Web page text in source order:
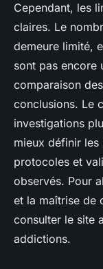
Cependant, les
claires. Le
demeure limité,
sont pas encore
comparaison
conclusions. Le
investigations
mieux définir les
protocoles et
observés. Pour
et la maîtrise de
consulter le site
addictions.